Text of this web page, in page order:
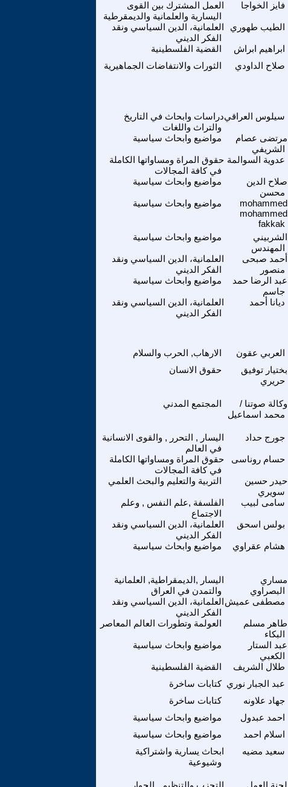
العمل المشترك بين القوى
اليسارية والعلمانية والديمقرطية
فايز الخواجا
العلمانية، الدين السياسي ونقد
الفكر الديني
الطيب طهوري
القضية الفلسطينية ابراهيم ابراش
الثورات والانتفاضات الجماهيرية
صلاح الداودي
دراسات وابحاث في التاريخ
والتراث واللغات
سيلوس العراقي
مواضيع وابحاث سياسية
مرتضى عصام
الشريفي
حقوق المراة ومساواتها الكاملة
في كافة المجالات
عدوية السوالمة
مواضيع وابحاث سياسية
صلاح الدين
محسن
مواضيع وابحاث سياسية
mohammed
mohammed
fakkak
مواضيع وابحاث سياسية
الشربيني
المهندس
العلمانية، الدين السياسي ونقد
الفكر الديني
أحمد صبحى
منصور
مواضيع وابحاث سياسية
عبد الرضا حمد
جاسم
العلمانية، الدين السياسي ونقد
الفكر الديني
ديانا أحمد
الارهاب, الحرب والسلام العربي عقون
حقوق الانسان
بختيار توفيق
حريري
المجتمع المدني
وكالة صوتنا /
محمد اسماعيل
اليسار , التحرر , والقوى الانسانية
في العالم
جورج حداد
حقوق المراة ومساواتها الكاملة
في كافة المجالات
حسام روناسى
التربية والتعليم والبحث العلمي
حيدر حسين
سويري
الفلسفة ,علم النفس , وعلم
الاجتماع
سامى لبيب
العلمانية، الدين السياسي ونقد
الفكر الديني
بولس اسحق
مواضيع وابحاث سياسية هشام عقراوي
اليسار ,الديمقراطية, العلمانية
والتمدن في العراق
مساري
البصراوي
العلمانية، الدين السياسي ونقد
الفكر الديني
مصطفى عميش
العولمة وتطورات العالم المعاصر
طاهر مسلم
البكاء
مواضيع وابحاث سياسية
عبد الستار
الكعبي
القضية الفلسطينية طلال الشريف
كتابات ساخرة عبد الجبار نوري
كتابات ساخرة
جهاد علاونه
مواضيع وابحاث سياسية
احمد عبدول
مواضيع وابحاث سياسية
اسلام احمد
ابحاث يسارية واشتراكية
وشيوعية
سعيد مضيه
التحزب والتنظيم , الحوار , لجنة العمل